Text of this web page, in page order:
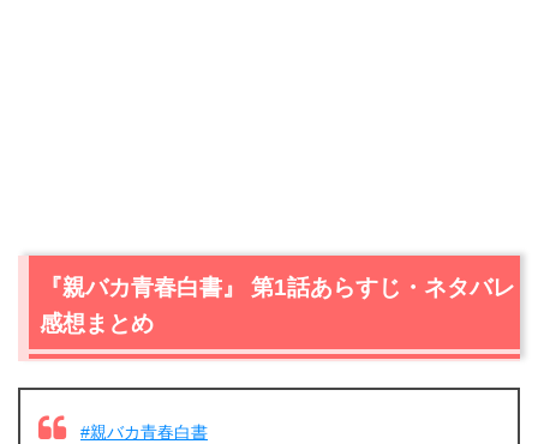
『親バカ青春白書』 第1話あらすじ・ネタバレ
感想まとめ
#親バカ青春白書